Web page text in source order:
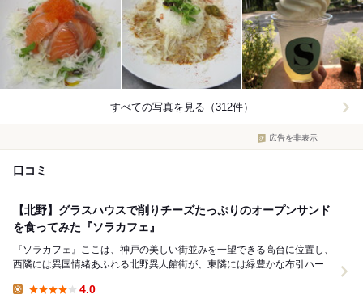
すべての写真を見る（312件）
広告を非表示
口コミ
【北野】グラスハウスで削りチーズたっぷりのオープンサンド
を食ってみた『ソラカフェ』
『ソラカフェ』ここは、神戸の美しい街並みを一望できる高台に位置し、
西隣には異国情緒あふれる北野異人館街が、東隣には緑豊かな布引ハーブ
4.0